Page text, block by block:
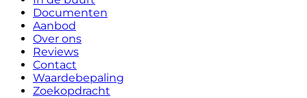
Documenten
Aanbod
Over ons
Reviews
Contact
Waardebepaling
Zoekopdracht